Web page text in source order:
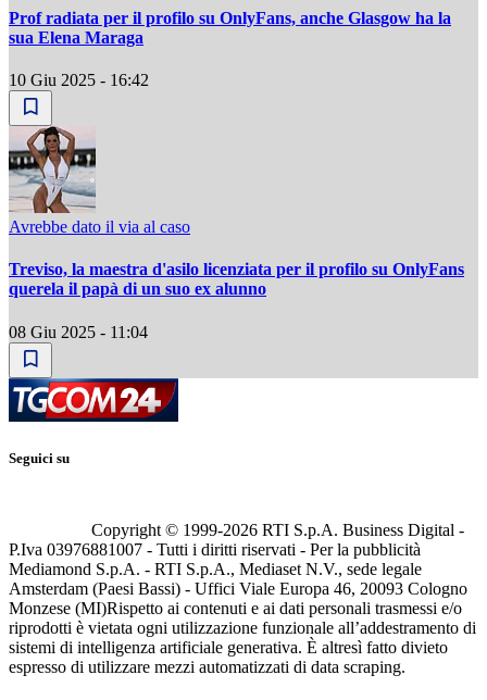
Prof radiata per il profilo su OnlyFans, anche Glasgow ha la
sua Elena Maraga
10 Giu 2025 - 16:42
Avrebbe dato il via al caso
Treviso, la maestra d'asilo licenziata per il profilo su OnlyFans
querela il papà di un suo ex alunno
08 Giu 2025 - 11:04
Seguici su
Copyright © 1999-2026 RTI S.p.A. Business Digital -
P.Iva 03976881007 - Tutti i diritti riservati - Per la pubblicità
Mediamond S.p.A. - RTI S.p.A., Mediaset N.V., sede legale
Amsterdam (Paesi Bassi) - Uffici Viale Europa 46, 20093 Cologno
Monzese (MI)Rispetto ai contenuti e ai dati personali trasmessi e/o
riprodotti è vietata ogni utilizzazione funzionale all’addestramento di
sistemi di intelligenza artificiale generativa. È altresì fatto divieto
espresso di utilizzare mezzi automatizzati di data scraping.